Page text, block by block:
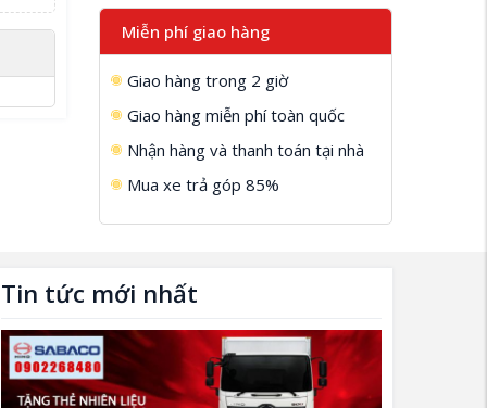
Miễn phí giao hàng
Giao hàng trong 2 giờ
Giao hàng miễn phí toàn quốc
Nhận hàng và thanh toán tại nhà
Mua xe trả góp 85%
Tin tức mới nhất